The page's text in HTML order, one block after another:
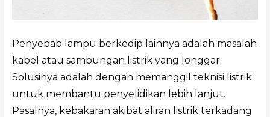
Penyebab lampu berkedip lainnya adalah masalah
kabel atau sambungan listrik yang longgar.
Solusinya adalah dengan memanggil teknisi listrik
untuk membantu penyelidikan lebih lanjut.
Pasalnya, kebakaran akibat aliran listrik terkadang